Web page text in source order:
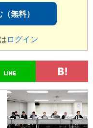
無料）
ログイン